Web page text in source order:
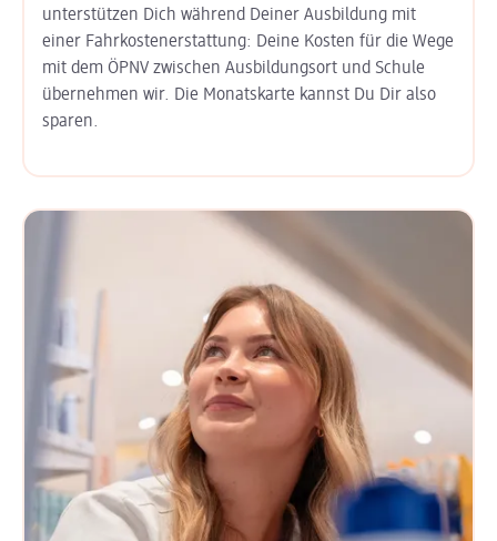
unterstützen Dich während Deiner Aus­bildung mit
einer Fahr­kosten­erstat­tung: Deine Kosten für die Wege
mit dem ÖPNV zwischen Ausbildungs­ort und Schule
übernehmen wir. Die Monats­karte kannst Du Dir also
sparen.